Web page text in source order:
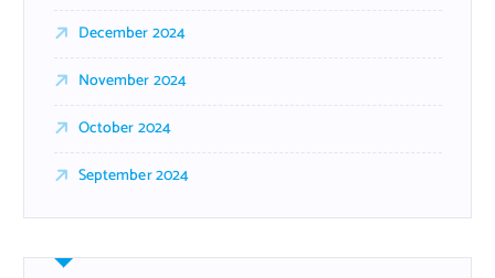
December 2024
November 2024
October 2024
September 2024